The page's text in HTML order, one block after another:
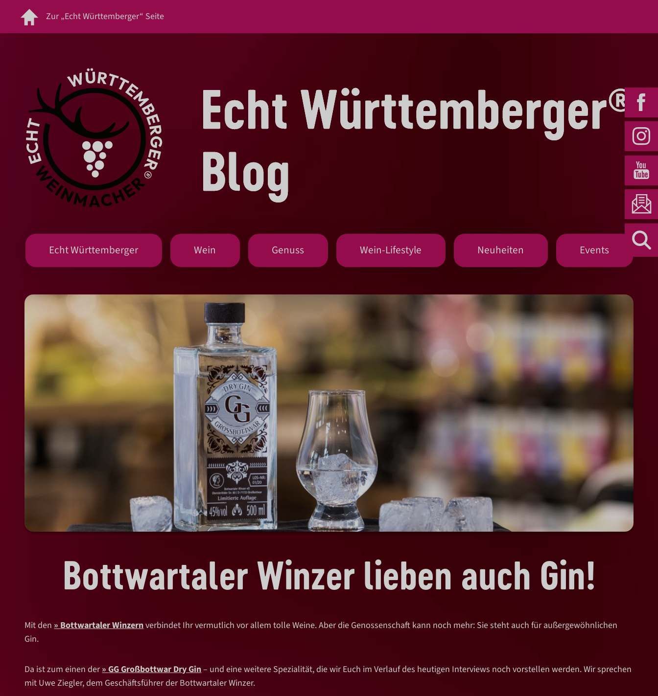
Zur „Echt Württemberger“ Seite
Echt Württemberger Wein Genuss Wein-Lifestyle Neuheiten Events
Bottwartaler Winzer lieben auch Gin!
Mit den Bottwartaler Winzernverbindet Ihr vermutlich vor allem tolle Weine. Aber die Genossenschaft kann noch mehr: Sie steht auch für außergewöhnlichen
Gin.
Da ist zum einen der GG Großbottwar Dry Gin– und eine weitere Spezialität, die wir Euch im Verlauf des heutigen Interviews noch vorstellen werden. Wir sprechen
mit Uwe Ziegler, dem Geschäftsführer der Bottwartaler Winzer.